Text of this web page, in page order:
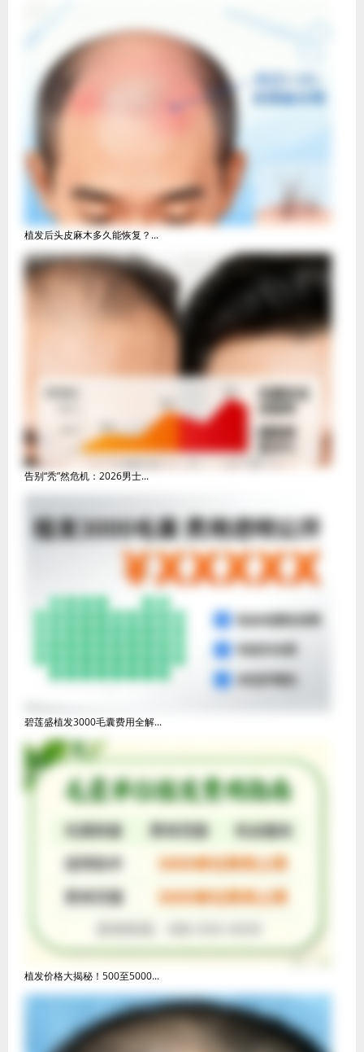
植发后头皮麻木多久能恢复？...
告别“秃”然危机：2026男士...
碧莲盛植发3000毛囊费用全解...
植发价格大揭秘！500至5000...